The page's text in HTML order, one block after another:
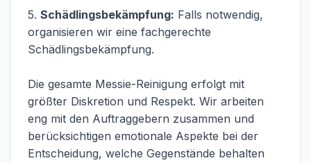
5. Schädlingsbekämpfung: Falls notwendig,
organisieren wir eine fachgerechte
Schädlingsbekämpfung.
Die gesamte Messie-Reinigung erfolgt mit
größter Diskretion und Respekt. Wir arbeiten
eng mit den Auftraggebern zusammen und
berücksichtigen emotionale Aspekte bei der
Entscheidung, welche Gegenstände behalten